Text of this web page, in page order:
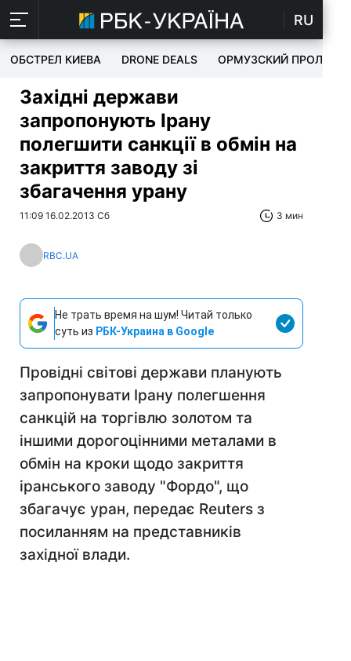
RU
ОБСТРЕЛ КИЕВА DRONE DEALS ОРМУЗСКИЙ ПРОЛИВ
Західні держави
запропонують Ірану
полегшити санкції в обмін на
закриття заводу зі
збагачення урану
11:09 16.02.2013 Сб 3 мин
RBC.UA
Не трать время на шум! Читай только
суть из РБК-Украина в Google
Провідні світові держави планують
запропонувати Ірану полегшення
санкцій на торгівлю золотом та
іншими дорогоцінними металами в
обмін на кроки щодо закриття
іранського заводу "Фордо", що
збагачує уран, передає Reuters з
посиланням на представників
західної влади.